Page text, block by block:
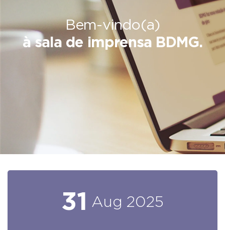
Bem-vindo(a)
à sala de imprensa BDMG.
31 Aug 2025